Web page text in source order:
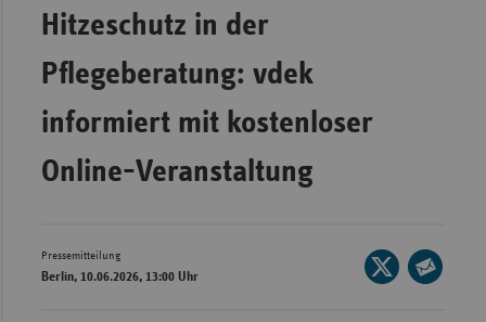
Hessen
Hitzeschutz in der
Pflegeberatung: vdek
informiert mit kostenloser
Online-Veranstaltung
Pressemitteilung
Berlin, 10.06.2026, 13:00 Uhr
Seite
auf